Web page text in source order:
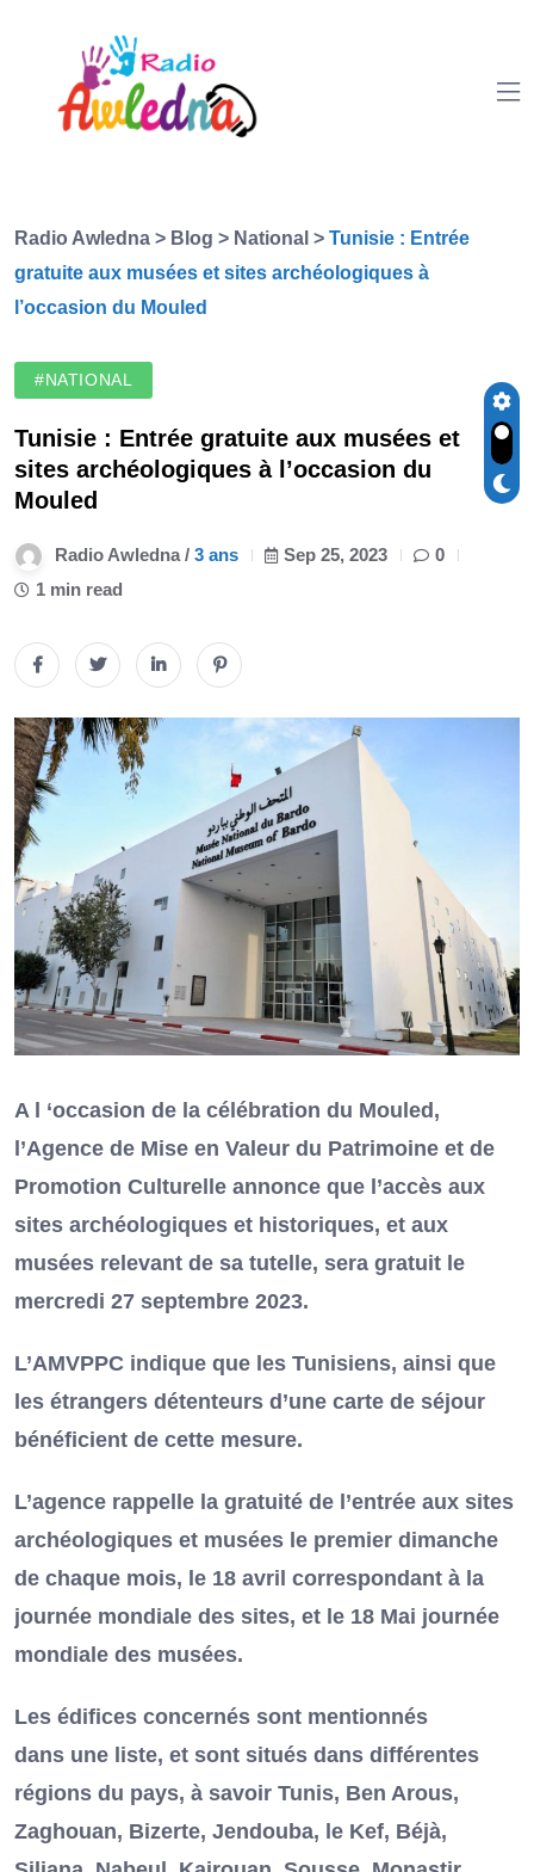
Radio Awledna > Blog > National > Tunisie : Entrée
gratuite aux musées et sites archéologiques à
l’occasion du Mouled
#NATIONAL
Tunisie : Entrée gratuite aux musées et
sites archéologiques à l’occasion du
Mouled
Radio Awledna / 3 ans Sep 25, 2023
0
1 min read
A l ‘occasion de la célébration du Mouled,
l’Agence de Mise en Valeur du Patrimoine et de
Promotion Culturelle annonce que l’accès aux
sites archéologiques et historiques, et aux
musées relevant de sa tutelle, sera gratuit le
mercredi 27 septembre 2023.
L’AMVPPC indique que les Tunisiens, ainsi que
les étrangers détenteurs d’une carte de séjour
bénéficient de cette mesure.
L’agence rappelle la gratuité de l’entrée aux sites
archéologiques et musées le premier dimanche
de chaque mois, le 18 avril correspondant à la
journée mondiale des sites, et le 18 Mai journée
mondiale des musées.
Les édifices concernés sont mentionnés
dans une liste, et sont situés dans différentes
régions du pays, à savoir Tunis, Ben Arous,
Zaghouan, Bizerte, Jendouba, le Kef, Béjà,